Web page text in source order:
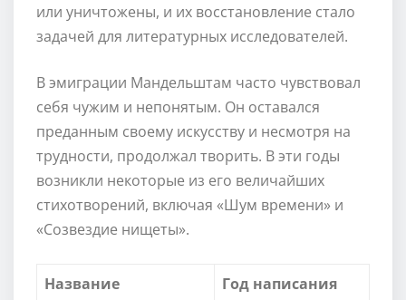
или уничтожены, и их восстановление стало
задачей для литературных исследователей.
В эмиграции Мандельштам часто чувствовал
себя чужим и непонятым. Он оставался
преданным своему искусству и несмотря на
трудности, продолжал творить. В эти годы
возникли некоторые из его величайших
стихотворений, включая «Шум времени» и
«Созвездие нищеты».
Название
Год написания